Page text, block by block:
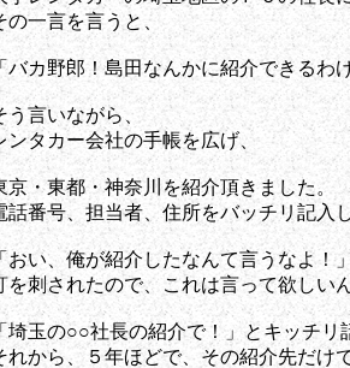
言を言うと、
野郎！島田なんかに紹介できるわ
いながら、
カー会社の手帳を広げ、
東都・神奈川を紹介頂きました。
号、担当者、住所をバッチリ記入
、俺が紹介したなんて言うなよ！
されたので、これは言って欲しい
の○○社長の紹介で！」とキッチリ
ら、５年ほどで、その紹介先だけ